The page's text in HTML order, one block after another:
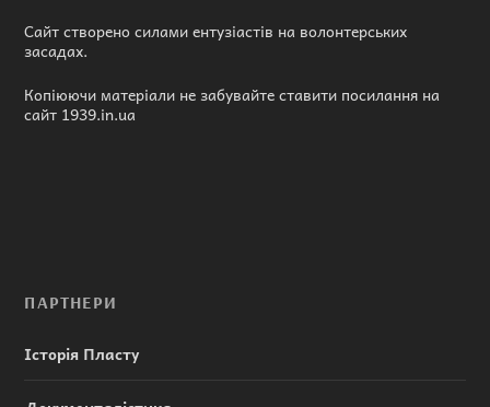
Сайт створено силами ентузіастів на волонтерських
засадах.
Копіюючи матеріали не забувайте ставити посилання на
сайт 1939.in.ua
ПАРТНЕРИ
Історія Пласту